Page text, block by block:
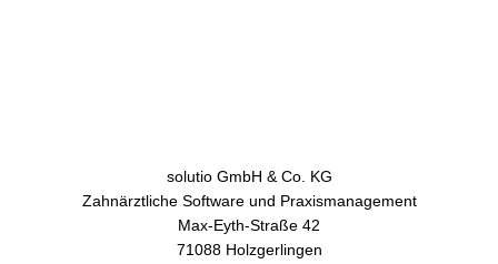
solutio GmbH & Co. KG
Zahnärztliche Software und Praxismanagement
Max-Eyth-Straße 42
71088 Holzgerlingen